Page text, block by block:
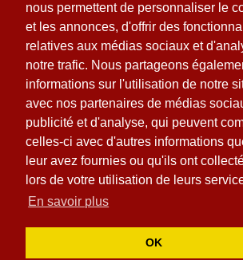
nous permettent de personnaliser le
et les annonces, d'offrir des
relatives aux médias sociaux et
notre trafic. Nous partageons
informations sur l'utilisation de notre
avec nos partenaires de médias
publicité et d'analyse, qui peuvent
celles-ci avec d'autres informations
leur avez fournies ou qu'ils ont
lors de votre utilisation de leurs
En savoir plus
OK